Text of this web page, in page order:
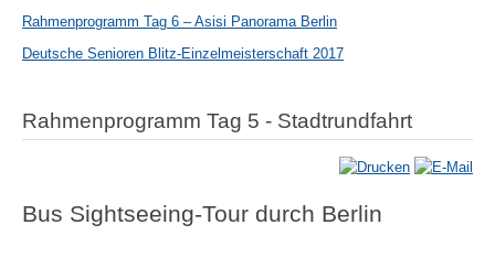
Rahmenprogramm Tag 6 – Asisi Panorama Berlin
Deutsche Senioren Blitz-Einzelmeisterschaft 2017
Rahmenprogramm Tag 5 - Stadtrundfahrt
Bus Sightseeing-Tour durch Berlin